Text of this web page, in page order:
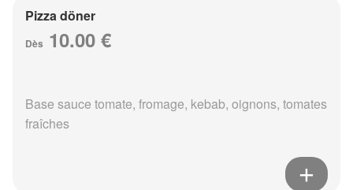
Pizza döner
Dès 10.00 €
Base sauce tomate, fromage, kebab, oignons, tomates
fraîches